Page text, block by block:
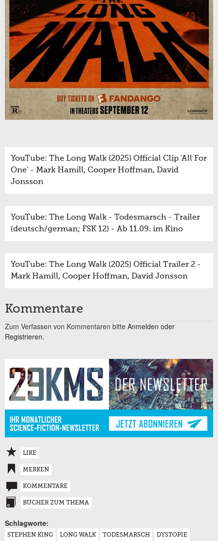
YouTube: The Long Walk (2025) Official Clip 'All For
One' - Mark Hamill, Cooper Hoffman, David
Jonsson
YouTube: The Long Walk - Todesmarsch - Trailer
(deutsch/german; FSK 12) - Ab 11.09. im Kino
YouTube: The Long Walk (2025) Official Trailer 2 -
Mark Hamill, Cooper Hoffman, David Jonsson
Kommentare
Zum Verfassen von Kommentaren bitte Anmelden oder
Registrieren.
LIKE
MERKEN
KOMMENTARE
BÜCHER ZUM THEMA
Schlagworte:
STEPHEN KING LONG WALK TODESMARSCH DYSTOPIE